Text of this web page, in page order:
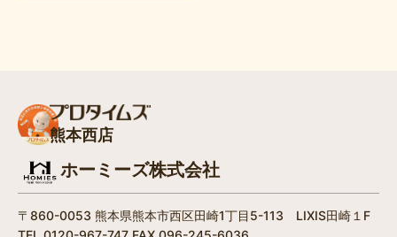
熊本西店
ホーミーズ株式会社
〒860-0053 熊本県熊本市西区田崎1丁目5-113 LIXIS田崎１F